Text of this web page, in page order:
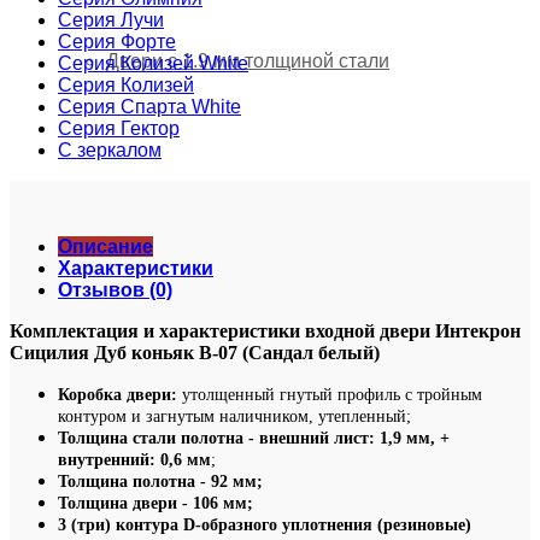
Двери с 1.9 мм толщиной стали
Серия Лучи
Серия Форте
Серия Колизей White
Серия Колизей
Серия Спарта White
Серия Гектор
С зеркалом
Описание
Характеристики
Отзывов (0)
Комплектация и характеристики входной двери Интекрон
Сицилия Дуб коньяк В-07 (Сандал белый)
Коробка двери: утолщенный гнутый профиль с тройным
контуром и загнутым наличником, утепленный;
Толщина стали полотна - внешний лист: 1,9 мм, +
внутренний: 0,6 мм;
Толщина полотна - 92 мм;
Толщина двери - 106 мм;
3 (три) контура D-образного уплотнения (резиновые)